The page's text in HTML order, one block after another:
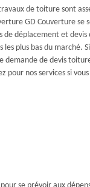
de toiture sont
GD Couverture se
de déplacement et devis
les plus bas du marché.
demande de devis
pour nos services si